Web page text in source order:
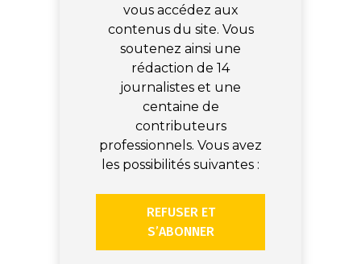
vous accédez aux
contenus du site. Vous
soutenez ainsi une
rédaction de 14
journalistes et une
centaine de
contributeurs
professionnels. Vous avez
les possibilités suivantes :
REFUSER ET
S’ABONNER